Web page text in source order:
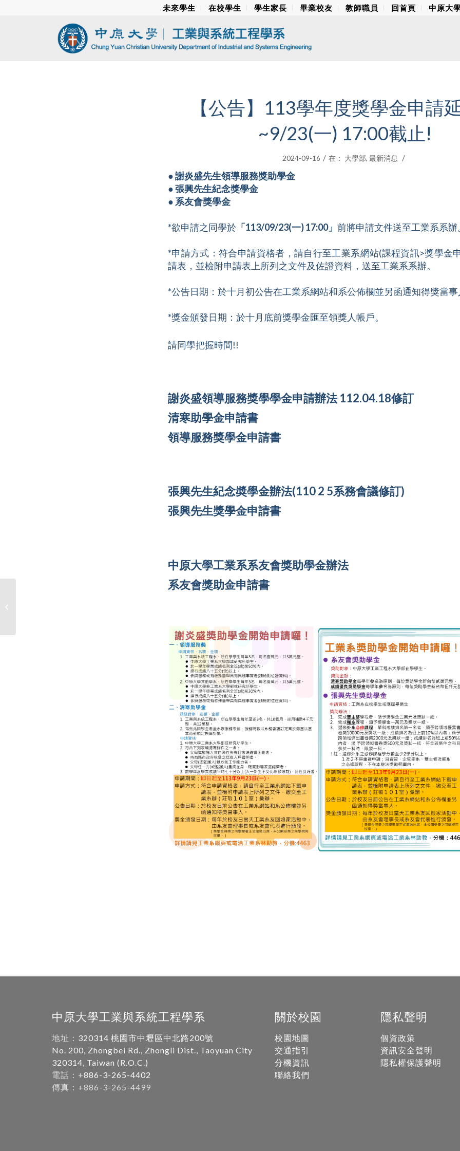
未來學生 在校學生 學生家長 畢業校友 教師職員 回首頁 中原大
【公告】113學年度獎學金申請
~9/23(一) 17:00截止!
2024-09-16 / 在： 大學部, 最新消息 /
● 謝炎盛先生領導服務獎助學金
● 張興先生紀念獎學金
● 系友會獎學金
*欲申請之同學於「113/09/23(一) 17:00」 前將申請文件送至工業系系辦
*申請方式：符合申請資格者，請自行至工業系網站(課程資訊>獎學金
請表，並檢附申請表上所列之文件及佐證資料，送至工業系系辦。
*公告日期：於十月初公告在工業系網站和系公佈欄並另函通知得獎當
*獎金頒發日期：於十月底前獎學金匯至領獎人帳戶。
請同學把握時間!!
謝炎盛領導服務獎學學金申請辦法 112.04.18修訂
清寒助學金申請書
領導服務獎學金申請書
張興先生紀念奬學金辦法(110 2 5系務會議修訂)
張興先生獎學金申請書
中原大學工業系系友會獎助學金辦法
系友會獎助金申請書
中原大學工業與系統工程學系
地址： 320314 桃園市中壢區中北路200號
No. 200, Zhongbei Rd., Zhongli Dist., Taoyuan City
320314, Taiwan (R.O.C.)
電話：+886-3-265-4402
傳真：+886-3-265-4499
關於校園
校園地圖
交通指引
分機資訊
聯絡我們
隱私聲明
個資政策
資訊安全聲明
隱私權保護聲明